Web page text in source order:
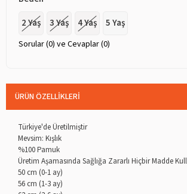
2 Yaş
3 Yaş 4 Yaş 5 Yaş
Sorular (0) ve Cevaplar (0)
ÜRÜN ÖZELLIKLERI
Türkiye'de Üretilmiştir
Mevsim: Kışlık
%100 Pamuk
Üretim Aşamasında Sağlığa Zararlı Hiçbir Madde
50 cm (0-1 ay)
56 cm (1-3 ay)